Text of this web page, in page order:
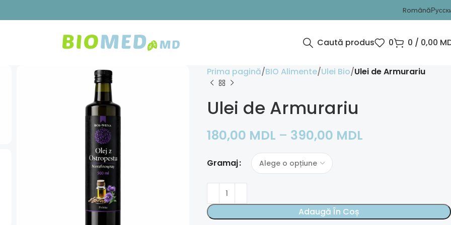
Română
Caută produs 0 0 / 0,00
Prima pagină BIO Alimente Ulei Bio Ulei de Armurariu
Ulei de Armurariu
180,00 MDL – 390,00 MDL
Gramaj
Adaugă În Coș